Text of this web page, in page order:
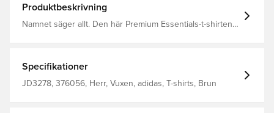
Produktbeskrivning
Namnet säger allt. Den här Premium Essentials-t-shirten
liten Trefoil på bröstet ger en diskret men ändå
omisskännlig adidas-stil. Lös passform Rund halsringning
100 % bomull
Specifikationer
JD3278, 376056, Herr, Vuxen, adidas, T-shirts, Brun